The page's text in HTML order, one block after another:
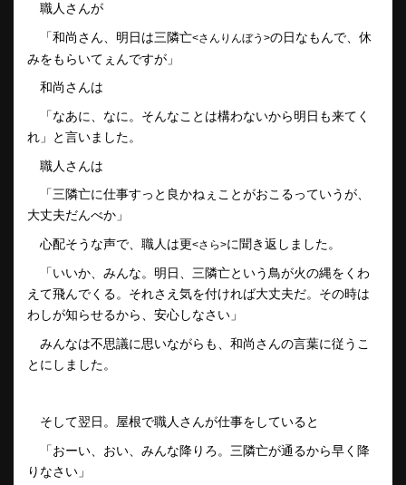
職人さんが
「和尚さん、明日は三隣亡<さんりんぼう>の日なもんで、休
みをもらいてぇんですが」
和尚さんは
「なあに、なに。そんなことは構わないから明日も来てく
れ」と言いました。
職人さんは
「三隣亡に仕事すっと良かねぇことがおこるっていうが、
大丈夫だんべか」
心配そうな声で、職人は更<さら>に聞き返しました。
「いいか、みんな。明日、三隣亡という鳥が火の縄をくわ
えて飛んでくる。それさえ気を付ければ大丈夫だ。その時は
わしが知らせるから、安心しなさい」
みんなは不思議に思いながらも、和尚さんの言葉に従うこ
とにしました。
そして翌日。屋根で職人さんが仕事をしていると
「おーい、おい、みんな降りろ。三隣亡が通るから早く降
りなさい」